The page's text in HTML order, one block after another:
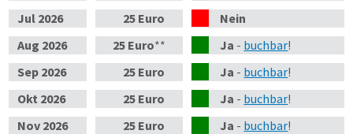
Jul 2026 25 Euro
Nein
Aug 2026 25 Euro** Ja - buchbar!
Sep 2026 25 Euro Ja - buchbar!
Okt 2026 25 Euro Ja - buchbar!
Nov 2026 25 Euro Ja - buchbar!